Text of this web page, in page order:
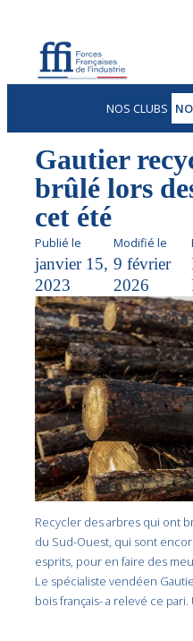
NOS CLUBS
Gautier
brûlé lors
cet été
Publié le
janvier 15,
2023
Modifié le
9 février
2026
Recycler des arbres qui ont
du Sud-Ouest, qui sont
esprits, pour en faire des
Le spécialiste vendéen
bois français- a relevé ce